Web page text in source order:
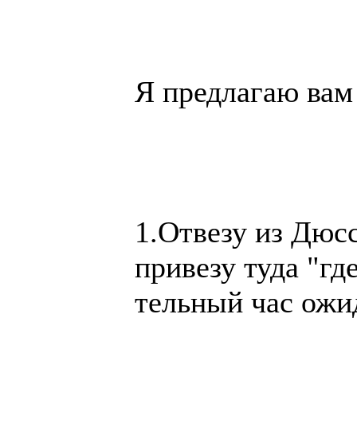
Я пред­ла­гаю
1.От­ве­зу из
при­везу туда
тель­ный час